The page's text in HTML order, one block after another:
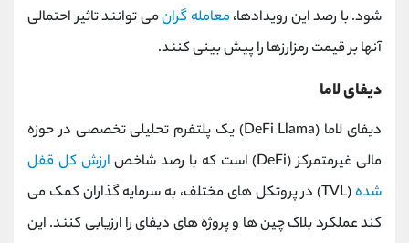
شود. با رصد این رویدادها،معامله ‌گرانمی ‌توانند تاثیر احتمالی
آنها بر قیمت رمزارزها را پیش ‌بینی کنند.
دیفای لاما
دیفای لاما (DeFi Llama) یک پلتفرم تحلیلی تخصصی در حوزه
مالی غیرمتمرکز (DeFi) است که با رصد شاخص
ارزش کل قفل
‌شده
(TVL) در پروتکل ‌های مختلف، به سرمایه ‌گذاران کمک می‌
کند عملکرد بلاک‌ چین ‌ها و پروژه ‌های دیفای را ارزیابی کنند. این